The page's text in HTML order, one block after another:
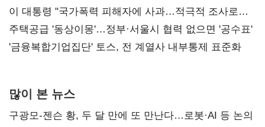
총선 지휘 못해"
이 대통령 "국가폭력 피해자에 사과…적극적 조사로
진실 밝혀야"
주택공급 '동상이몽'…정부·서울시 협력 없으면 '공수표'
'금융복합기업집단' 토스, 전 계열사 내부통제 표준화
많이 본 뉴스
구광모-젠슨 황, 두 달 만에 또 만난다…로봇·AI 등 논의